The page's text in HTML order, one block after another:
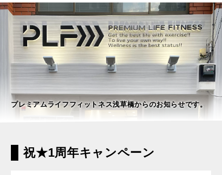
プレミアムライフフィットネス浅草橋からのお知らせです。
祝★1周年キャンペーン